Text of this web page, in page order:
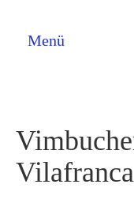
Menü
Vilafranca